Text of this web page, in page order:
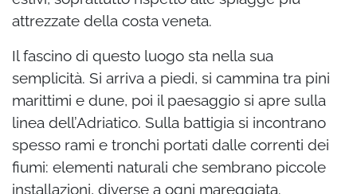
attrezzate della costa veneta.
Il fascino di questo luogo sta nella sua
semplicità. Si arriva a piedi, si cammina tra pini
marittimi e dune, poi il paesaggio si apre sulla
linea dell’Adriatico. Sulla battigia si incontrano
spesso rami e tronchi portati dalle correnti dei
fiumi: elementi naturali che sembrano piccole
installazioni, diverse a ogni mareggiata.